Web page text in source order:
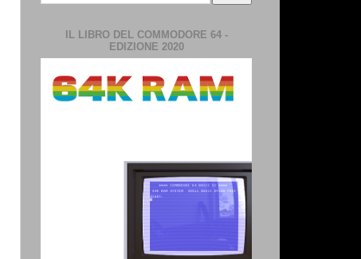
IL LIBRO DEL COMMODORE 64 -
EDIZIONE 2020